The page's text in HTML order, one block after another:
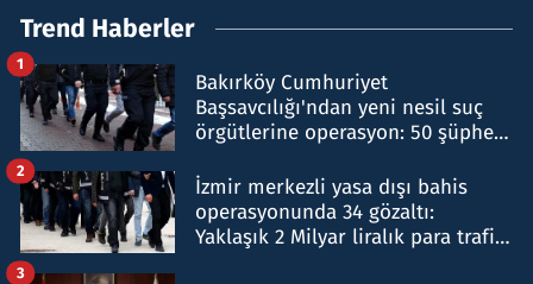
Trend Haberler
Bakırköy Cumhuriyet
Başsavcılığı'ndan yeni nesil suç
örgütlerine operasyon: 50 şüpheli
1
İzmir merkezli yasa dışı bahis
operasyonunda 34 gözaltı:
Yaklaşık 2 Milyar liralık para trafiği
2
3